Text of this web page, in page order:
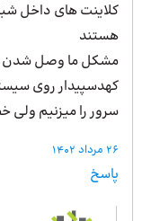
کلاینت های داخل
هستند
مشکل ما وصل شدن
کهدسپیدار روی
سرور را میزنیم ولی
26 مرداد 1402
پاسخ